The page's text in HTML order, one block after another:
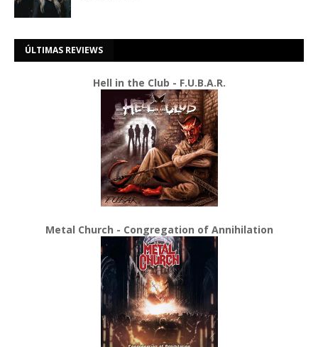
ÚLTIMAS REVIEWS
Hell in the Club - F.U.B.A.R.
Metal Church - Congregation of Annihilation